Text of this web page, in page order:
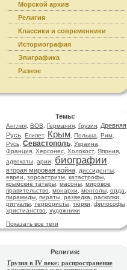
Морской архив
Религия
Классики и современники
Историография
Эпиграфика
Разное
Темы:
Англия ВОВ Германия Грузия
Древняя
Русь Египет, Крым Польша Рим
Русь Севастополь Украина
Франция Херсонес Холокост, Япония
адвокаты арии биографии
вторая мировая война диссиденты
евреи
зороастризм катастрофы
крымские татары масоны мировое
правительство
монархи монголы орда
пирамиды пираты разведка раскопки
ритуалы террористы тюрки философы
христианство
художники
Показать все теги
Религия:
Грузия в IV веке: распространение